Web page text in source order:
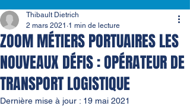
ZOOM MÉTIERS PORTUAIRES LES
NOUVEAUX DÉFIS : OPÉRATEUR DE
TRANSPORT LOGISTIQUE
Thibault Dietrich
2 mars 2021 1 min de lecture
Dernière mise à jour : 19 mai 2021